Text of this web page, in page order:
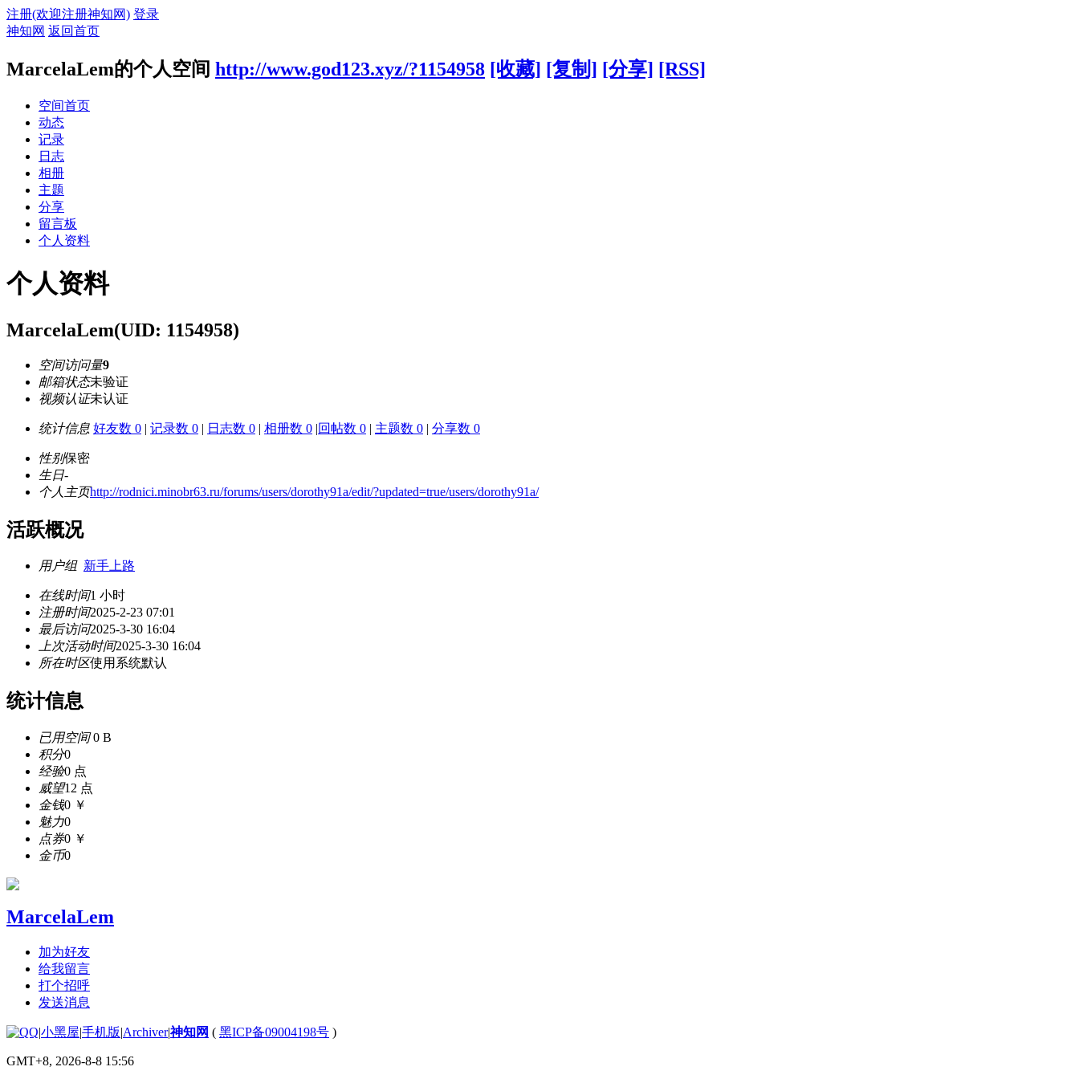
注册(欢迎注册神知网) 登录
神知网 返回首页
MarcelaLem的个人空间 http://www.god123.xyz/?1154958 [收藏] [复制] [分享] [RSS]
空间首页
动态
记录
日志
相册
主题
分享
留言板
个人资料
个人资料
MarcelaLem(UID: 1154958)
空间访问量9
邮箱状态未验证
视频认证未认证
统计信息 好友数 0 | 记录数 0 | 日志数 0 | 相册数 0 |回帖数 0 | 主题数 0 | 分享数 0
性别保密
生日-
个人主页http://rodnici.minobr63.ru/forums/users/dorothy91a/edit/?updated=true/users/dorothy91a/
活跃概况
用户组 新手上路
在线时间1 小时
注册时间2025-2-23 07:01
最后访问2025-3-30 16:04
上次活动时间2025-3-30 16:04
所在时区使用系统默认
统计信息
已用空间0 B
积分0
经验0 点
威望12 点
金钱0 ￥
魅力0
点券0 ￥
金币0
MarcelaLem
加为好友
给我留言
打个招呼
发送消息
|小黑屋|手机版|Archiver|神知网 ( 黑ICP备09004198号 )
GMT+8, 2026-8-8 15:56